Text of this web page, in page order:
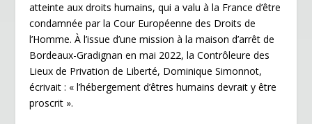
atteinte aux droits humains, qui a valu à la France d’être
condamnée par la Cour Européenne des Droits de
l’Homme. À l’issue d’une mission à la maison d’arrêt de
Bordeaux-Gradignan en mai 2022, la Contrôleure des
Lieux de Privation de Liberté, Dominique Simonnot,
écrivait : « l’hébergement d’êtres humains devrait y être
proscrit ».